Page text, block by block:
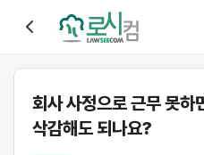
회사 사정으로 근무 못하
삭감해도 되나요?